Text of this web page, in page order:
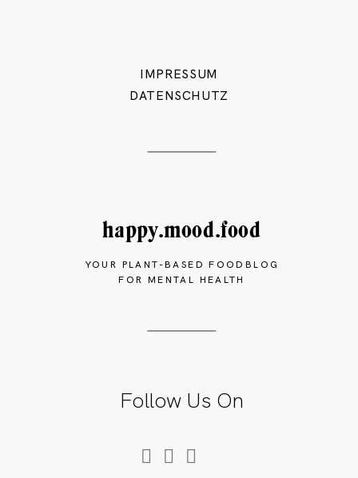
happy.mood.food
Follow Us On
IMPRESSUM
DATENSCHUTZ
YOUR PLANT-BASED FOODBLOG
FOR MENTAL HEALTH